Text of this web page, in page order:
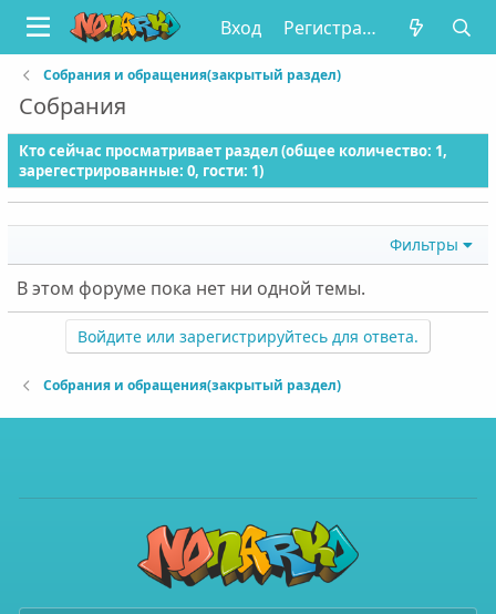
Вход Регистрация
Собрания и обращения(закрытый раздел)
Собрания
Кто сейчас просматривает раздел (общее количество: 1,
зарегестрированные: 0, гости: 1)
Фильтры
В этом форуме пока нет ни одной темы.
Войдите или зарегистрируйтесь для ответа.
Собрания и обращения(закрытый раздел)